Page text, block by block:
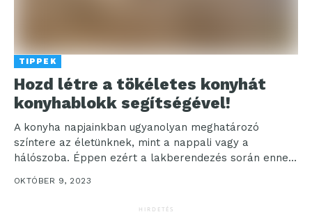
TIPPEK
Hozd létre a tökéletes konyhát
konyhablokk segítségével!
A konyha napjainkban ugyanolyan meghatározó
színtere az életünknek, mint a nappali vagy a
hálószoba. Éppen ezért a lakberendezés során ennek
OKTÓBER 9, 2023
HIRDETÉS